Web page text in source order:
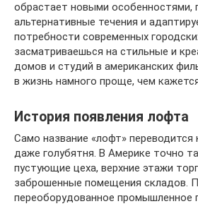
обрастает новыми особенностями,
альтернативные течения и
потребности современных
засматриваешься на стильные и
домов и студий в американских
в жизнь намного проще, чем
История появления лофта
Само название «лофт» переводится
даже голубятня. В Америке точно
пустующие цеха, верхние этажи
заброшенные помещения складов.
переоборудованное промышленное